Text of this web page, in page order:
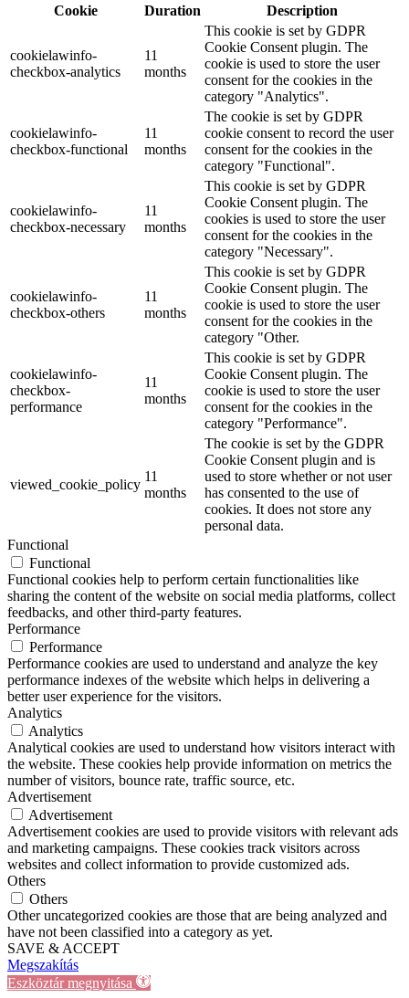
Cookie
Duration Description
cookielawinfo-
checkbox-analytics
11
months
This cookie is set by GDPR
Cookie Consent plugin. The
cookie is used to store the user
consent for the cookies in the
category "Analytics".
cookielawinfo-
checkbox-functional
11
months
The cookie is set by GDPR
cookie consent to record the user
consent for the cookies in the
category "Functional".
cookielawinfo-
checkbox-necessary
11
months
This cookie is set by GDPR
Cookie Consent plugin. The
cookies is used to store the user
consent for the cookies in the
category "Necessary".
cookielawinfo-
checkbox-others
11
months
This cookie is set by GDPR
Cookie Consent plugin. The
cookie is used to store the user
consent for the cookies in the
category "Other.
cookielawinfo-
checkbox-
performance
11
months
This cookie is set by GDPR
Cookie Consent plugin. The
cookie is used to store the user
consent for the cookies in the
category "Performance".
viewed_cookie_policy
11
months
The cookie is set by the GDPR
Cookie Consent plugin and is
used to store whether or not user
has consented to the use of
cookies. It does not store any
personal data.
Functional
Functional
Functional cookies help to perform certain functionalities like
sharing the content of the website on social media platforms, collect
feedbacks, and other third-party features.
Performance
Performance
Performance cookies are used to understand and analyze the key
performance indexes of the website which helps in delivering a
better user experience for the visitors.
Analytics
Analytics
Analytical cookies are used to understand how visitors interact with
the website. These cookies help provide information on metrics the
number of visitors, bounce rate, traffic source, etc.
Advertisement
Advertisement
Advertisement cookies are used to provide visitors with relevant ads
and marketing campaigns. These cookies track visitors across
websites and collect information to provide customized ads.
Others
Others
Other uncategorized cookies are those that are being analyzed and
have not been classified into a category as yet.
SAVE & ACCEPT
Megszakítás
Eszköztár megnyitása